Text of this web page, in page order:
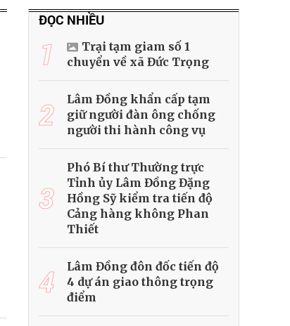
ĐỌC NHIỀU
1
Trại tạm giam số 1
chuyển về xã Đức Trọng
2
Lâm Đồng khẩn cấp tạm
giữ người đàn ông chống
người thi hành công vụ
3
Phó Bí thư Thường trực
Tỉnh ủy Lâm Đồng Đặng
Hồng Sỹ kiểm tra tiến độ
Cảng hàng không Phan
Thiết
4
Lâm Đồng đôn đốc tiến độ
4 dự án giao thông trọng
điểm